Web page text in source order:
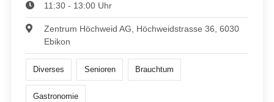
11:30 - 13:00 Uhr
Zentrum Höchweid AG, Höchweidstrasse 36, 6030
Ebikon
Diverses Senioren Brauchtum
Gastronomie